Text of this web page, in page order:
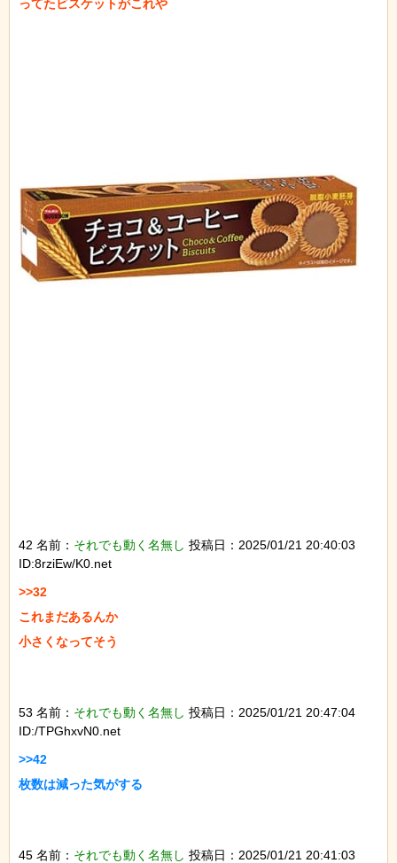
42 名前： それでも動く名無し 投稿日：2025/01/21 20:40:03
ID:8rziEw/K0.net
>>32
これまだあるんか
小さくなってそう
53 名前： それでも動く名無し 投稿日：2025/01/21 20:47:04
ID:/TPGhxvN0.net
>>42
枚数は減った気がする
45 名前： それでも動く名無し 投稿日：2025/01/21 20:41:03